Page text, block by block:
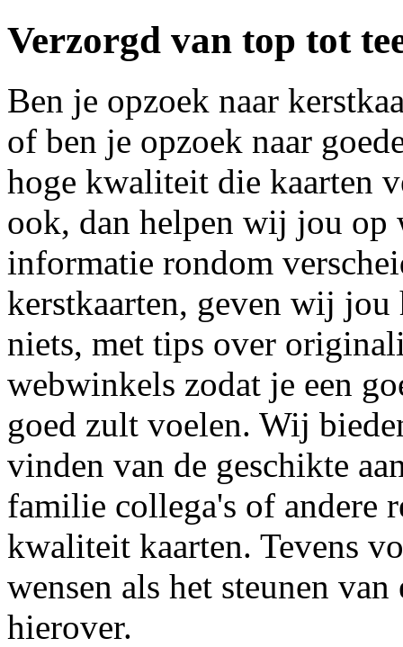
Verzorgd van top tot
Ben je opzoek naar
of ben je opzoek naar
hoge kwaliteit die kaarten
ook, dan helpen wij jou op
informatie rondom
kerstkaarten, geven wij
niets, met tips over
webwinkels zodat je een
goed zult voelen. Wij
vinden van de geschikte
familie collega's of andere
kwaliteit kaarten. Tevens
wensen als het steunen
hierover.